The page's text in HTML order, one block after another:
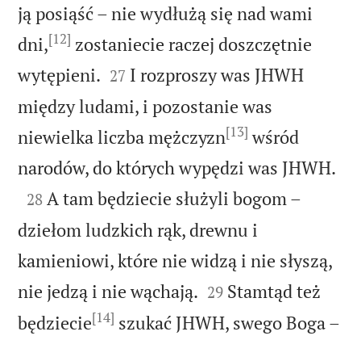
ją posiąść – nie wydłużą się nad wami
dni,[12] zostaniecie raczej doszczętnie
wytępieni. 

27 I rozproszy was JHWH
między ludami, i pozostanie was
niewielka liczba mężczyzn[13] wśród
narodów, do których wypędzi was JHWH.

28 A tam będziecie służyli bogom –
dziełom ludzkich rąk, drewnu i
kamieniowi, które nie widzą i nie słyszą,
nie jedzą i nie wąchają. 

29 Stamtąd też
będziecie[14] szukać JHWH, swego Boga –